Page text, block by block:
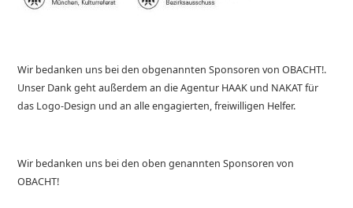
Wir bedanken uns bei den obgenannten Sponsoren von OBACHT!.
Unser Dank geht außerdem an die Agentur HAAK und NAKAT für
das Logo-Design und an alle engagierten, freiwilligen Helfer.
Wir bedanken uns bei den oben genannten Sponsoren von
OBACHT!